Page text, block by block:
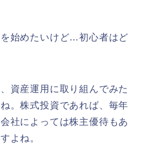
を始めたいけど…初心者はど
資産運用に取り組んでみた
。株式投資であれば、毎年
社によっては株主優待もあ
よね。